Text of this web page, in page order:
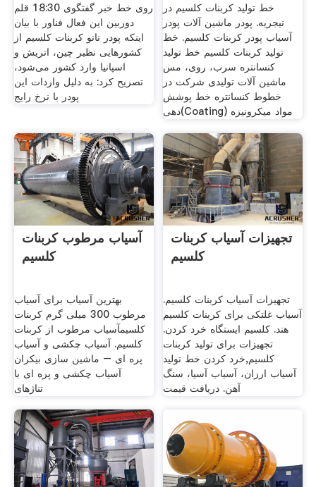
روی خط خبر گفتگوی 18:30 قلم
دوربین این فعال فناور با بیان
اینکه پودر نانو کربنات کلسیم از
کشور‌هایی نظیر چین، اتریش و
اسپانیا وارد کشور می‌شود،
تصریح کرد: به دلیل واردات این
پودر با نرخ رایج
خط تولید کربنات کلسیم در
نیجریه. پودر ماشین آلات پودر
آسیاب پودر کربنات کلسیم. خط
تولید کربنات کلسیم خط تولید
کنسانتره سرب، روی، مس
ماشین آلات تولیدی شرکت در
خطوط کنسانتره خط پوشش
دهی(Coating) مواد میکرونیزه
آسیاب مرطوب کربنات
کلسیم
بهترین آسیاب برای آسیاب
مرطوب 300 میلی گرم کربنات
کلسیمآسیاب مرطوب از کربنات
کلسیم. آسیاب چکشی و آسیاب
پره ای – ماشین سازی بیکران
آسیاب چکشی و پره ای با
تناژهای
تجهیزات آسیاب کربنات
کلسیم
تجهیزات آسیاب کربنات کلسیم.
آسیاب غلتکی برای کربنات کلسیم
هند. کلسیم ایستگاه خرد کردن.
تجهیزات برای تولید کربنات
کلسیم,خرد کردن خط تولید
آسیاب ارزان، آسیاب آسیا، سنگ
آهن. دریافت قیمت